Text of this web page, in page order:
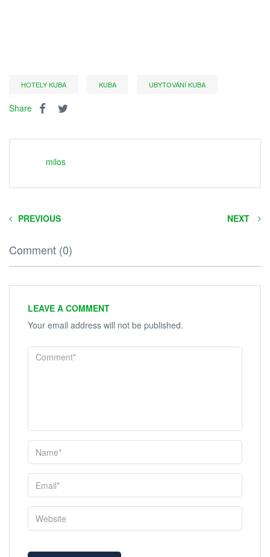
HOTELY KUBA KUBA UBYTOVÁNÍ KUBA
Share
milos
PREVIOUS NEXT
Comment (0)
LEAVE A COMMENT
Your email address will not be published.